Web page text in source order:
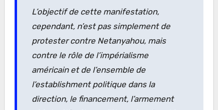
L’objectif de cette manifestation,
cependant, n’est pas simplement de
protester contre Netanyahou, mais
contre le rôle de l’impérialisme
américain et de l’ensemble de
l’establishmentpolitique dans la
direction, le financement, l’armement